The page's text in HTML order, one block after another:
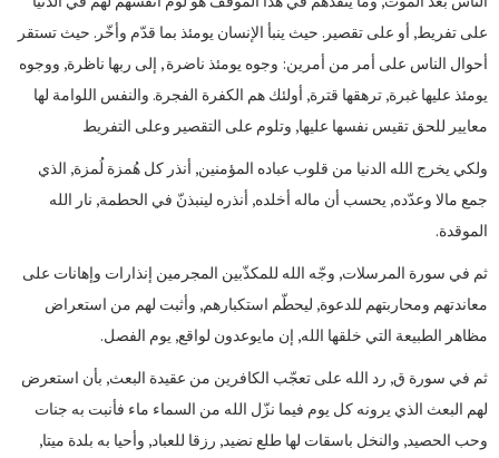
على تفريط, أو على تقصير. حيث ينبأ الإنسان يومئذ بما قدّم وأخّر. حيث تستقر
أحوال الناس على أمر من أمرين: وجوه يومئذ ناضرة , إلى ربها ناظرة, ووجوه
يومئذ عليها غبرة, ترهقها قترة, أولئك هم الكفرة الفجرة. والنفس اللوامة لها
معايير للحق تقيس نفسها عليها, وتلوم على التقصير وعلى التفريط
ولكي يخرج الله الدنيا من قلوب عباده المؤمنين, أنذر كل هُمزة لُمزة, الذي
جمع مالا وعدّده, يحسب أن ماله أخلده, أنذره لينبذنّ في الحطمة, نار الله
الموقدة.
ثم في سورة المرسلات, وجّه الله للمكذّبين المجرمين إنذارات وإهانات على
معاندتهم ومحاربتهم للدعوة, ليحطّم استكبارهم, وأثبت لهم من استعراض
مظاهر الطبيعة التي خلقها الله, إن مايوعدون لواقع, يوم الفصل.
ثم في سورة ق, رد الله على تعجّب الكافرين من عقيدة البعث, بأن استعرض
لهم البعث الذي يرونه كل يوم فيما نزّل الله من السماء ماء فأنبت به جنات
وحب الحصيد, والنخل باسقات لها طلع نضيد, رزقا للعباد, وأحيا به بلدة ميتا,